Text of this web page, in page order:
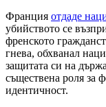
Франция отдаде
убийството се
френското
гнева, обхванал
защитата си на
съществена роля за
идентичност.